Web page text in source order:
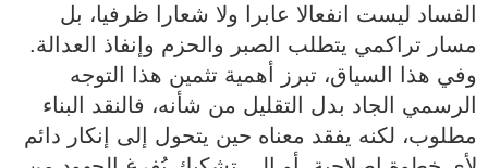
الفساد ليست انفعالا عابرا ولا شعارا ظرفيا، بل
مسار تراكمي يتطلب الصبر والحزم وإنفاذ العدالة.
وفي هذا السياق، تبرز أهمية تثمين هذا التوجه
الرسمي الجاد بدل التقليل من شأنه، فالنقد البناء
مطلوب، لكنه يفقد معناه حين يتحول إلى إنكار دائم